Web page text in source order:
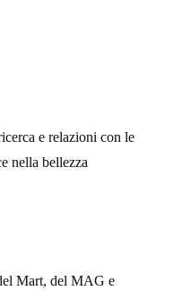
e relazioni con le
nella bellezza
Mart, del MAG e